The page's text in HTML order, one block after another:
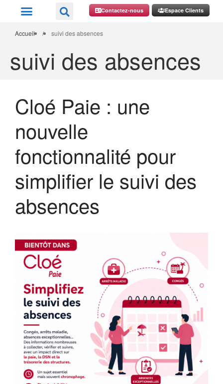
Contactez-nous Espace Clients
Accueil / suivi des absences
suivi des absences
Cloé Paie : une
nouvelle
fonctionnalité pour
simplifier le suivi des
absences